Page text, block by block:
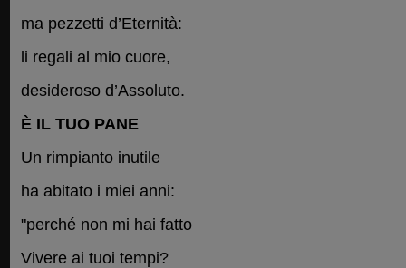
ma pezzetti d’Eternità:
li regali al mio cuore,
desideroso d’Assoluto.
È IL TUO PANE
Un rimpianto inutile
ha abitato i miei anni:
"perché non mi hai fatto
Vivere ai tuoi tempi?